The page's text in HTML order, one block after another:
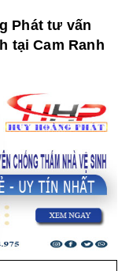
Phát tư vấn
tại Cam Ranh